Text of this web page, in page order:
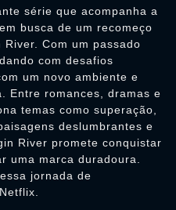
série que acompanha a
busca de um recomeço
Com um passado
com desafios
um novo ambiente e
Entre romances, dramas e
temas como superação,
deslumbrantes e
River promete conquistar
uma marca duradoura.
jornada de